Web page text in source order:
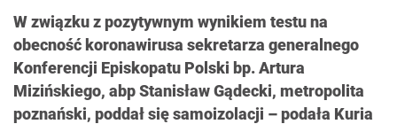
W związku z pozytywnym wynikiem testu na
obecność koronawirusa sekretarza generalnego
Konferencji Episkopatu Polski bp. Artura
Mizińskiego, abp Stanisław Gądecki, metropolita
poznański, poddał się samoizolacji – podała Kuria